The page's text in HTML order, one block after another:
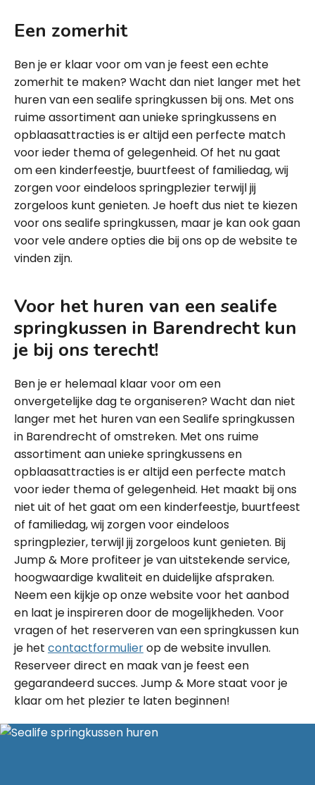
Een zomerhit
Ben je er klaar voor om van je feest een echte
zomerhit te maken? Wacht dan niet langer met het
huren van een sealife springkussen bij ons. Met ons
ruime assortiment aan unieke springkussens en
opblaasattracties is er altijd een perfecte match
voor ieder thema of gelegenheid. Of het nu gaat
om een kinderfeestje, buurtfeest of familiedag, wij
zorgen voor eindeloos springplezier terwijl jij
zorgeloos kunt genieten. Je hoeft dus niet te kiezen
voor ons sealife springkussen, maar je kan ook gaan
voor vele andere opties die bij ons op de website te
vinden zijn.
Voor het huren van een sealife
springkussen in Barendrecht kun
je bij ons terecht!
Ben je er helemaal klaar voor om een
onvergetelijke dag te organiseren? Wacht dan niet
langer met het huren van een Sealife springkussen
in Barendrecht of omstreken. Met ons ruime
assortiment aan unieke springkussens en
opblaasattracties is er altijd een perfecte match
voor ieder thema of gelegenheid. Het maakt bij ons
niet uit of het gaat om een kinderfeestje, buurtfeest
of familiedag, wij zorgen voor eindeloos
springplezier, terwijl jij zorgeloos kunt genieten. Bij
Jump & More profiteer je van uitstekende service,
hoogwaardige kwaliteit en duidelijke afspraken.
Neem een kijkje op onze website voor het aanbod
en laat je inspireren door de mogelijkheden. Voor
vragen of het reserveren van een springkussen kun
je het contactformulierop de website invullen.
Reserveer direct en maak van je feest een
gegarandeerd succes. Jump & More staat voor je
klaar om het plezier te laten beginnen!